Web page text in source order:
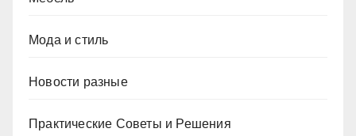
Мода и стиль
Новости разные
Практические Советы и Решения